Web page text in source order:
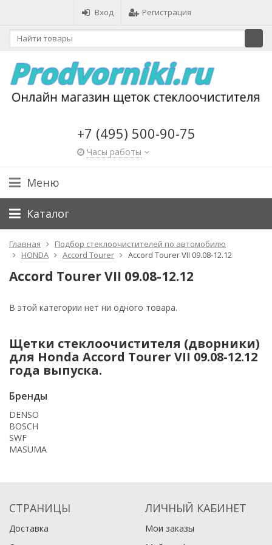
Вход Регистрация
+7 (495) 500-90-75
Часы работы
Меню
Каталог
Главная
Подбор стеклоочистителей по автомобилю
HONDA
Accord Tourer Accord Tourer VII 09.08-12.12
Accord Tourer VII 09.08-12.12
В этой категории нет ни одного товара.
Щетки стеклоочистителя (дворники)
для Honda Accord Tourer VII 09.08-12.12
года выпуска.
Бренды
DENSO
BOSCH
SWF
MASUMA
СТРАНИЦЫ
Доставка
ЛИЧНЫЙ КАБИНЕТ
Мои заказы